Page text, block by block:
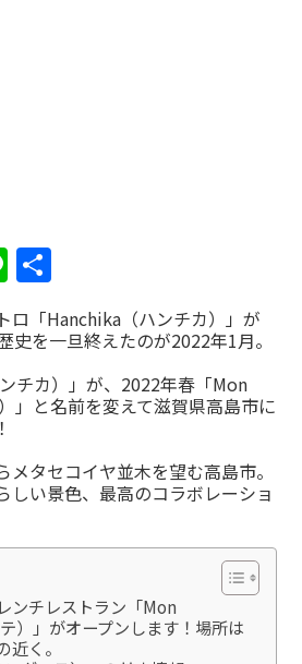
Line
有
ロ「Hanchika（ハンチカ）」が
史を一旦終えたのが2022年1月。
チカ）」が、2022年春「Mon
」と名前を変えて滋賀県高島市に
タセコイヤ並木を望む高島市。
しい景色、最高のコラボレーショ
ンチレストラン「Mon
）」がオープンします！場所は
近く。